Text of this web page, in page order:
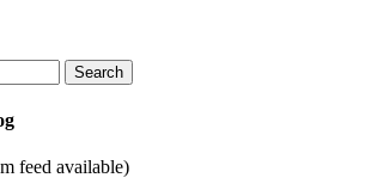
feed available)